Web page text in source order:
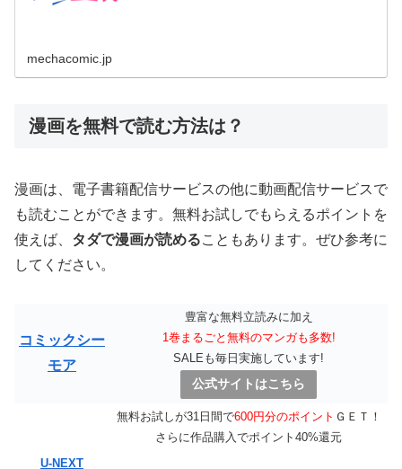
mechacomic.jp
漫画を無料で読む方法は？
漫画は、電子書籍配信サービスの他に動画配信サービスで
も読むことができます。無料お試しでもらえるポイントを
使えば、 タダで漫画が読めることもあります。ぜひ参考に
してください。
コミックシー
モア
豊富な無料立読みに加え
1巻まるごと無料のマンガも多数!
SALEも毎日実施しています!
公式サイトはこちら
U-NEXT
無料お試しが31日間で600円分のポイント ＧＥＴ！
さらに作品購入でポイント40%還元